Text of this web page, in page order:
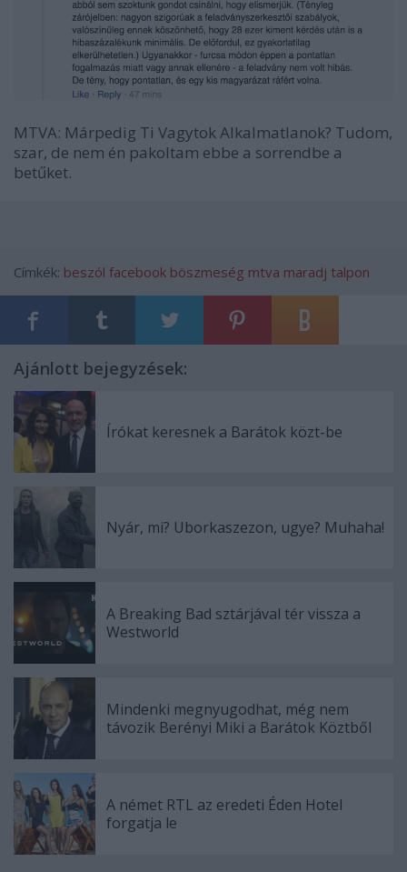
MTVA: Márpedig Ti Vagytok Alkalmatlanok? Tudom,
szar, de nem én pakoltam ebbe a sorrendbe a
betűket.
Címkék: beszól facebook böszmeség mtva maradj talpon
Ajánlott bejegyzések:
Írókat keresnek a Barátok közt-be
Nyár, mi? Uborkaszezon, ugye? Muhaha!
A Breaking Bad sztárjával tér vissza a
Westworld
Mindenki megnyugodhat, még nem
távozik Berényi Miki a Barátok Köztből
A német RTL az eredeti Éden Hotel
forgatja le